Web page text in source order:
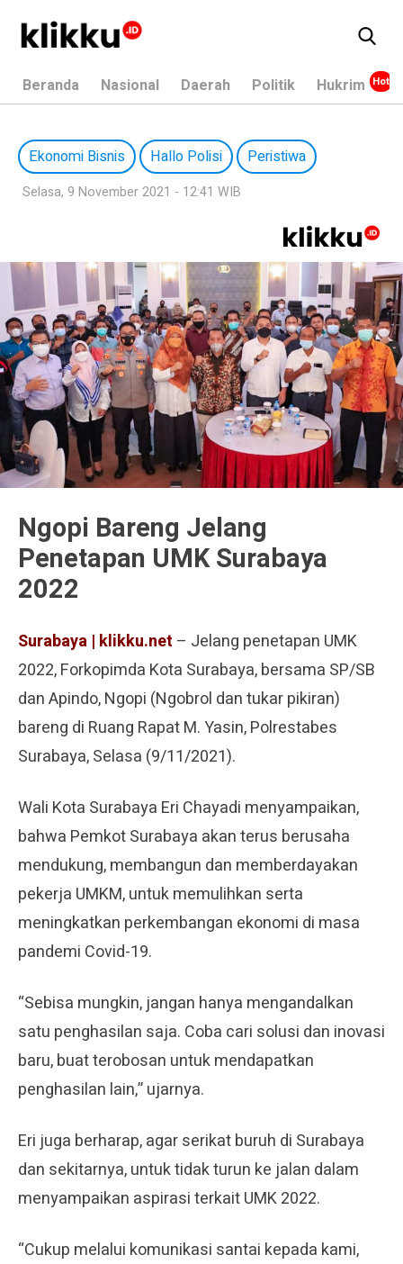
Beranda Nasional Daerah Politik Hukrim
Ekonomi Bisnis Hallo Polisi Peristiwa
Selasa, 9 November 2021 - 12:41 WIB
Ngopi Bareng Jelang
Penetapan UMK Surabaya
2022
Surabaya | klikku.net – Jelang penetapan UMK
2022, Forkopimda Kota Surabaya, bersama SP/SB
dan Apindo, Ngopi (Ngobrol dan tukar pikiran)
bareng di Ruang Rapat M. Yasin, Polrestabes
Surabaya, Selasa (9/11/2021).
Wali Kota Surabaya Eri Chayadi menyampaikan,
bahwa Pemkot Surabaya akan terus berusaha
mendukung, membangun dan memberdayakan
pekerja UMKM, untuk memulihkan serta
meningkatkan perkembangan ekonomi di masa
pandemi Covid-19.
“Sebisa mungkin, jangan hanya mengandalkan
satu penghasilan saja. Coba cari solusi dan inovasi
baru, buat terobosan untuk mendapatkan
penghasilan lain,” ujarnya.
Eri juga berharap, agar serikat buruh di Surabaya
dan sekitarnya, untuk tidak turun ke jalan dalam
menyampaikan aspirasi terkait UMK 2022.
“Cukup melalui komunikasi santai kepada kami,